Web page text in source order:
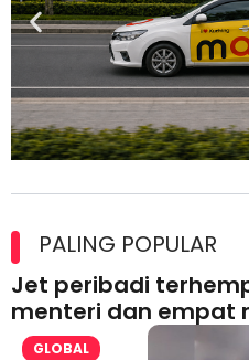
lesen separuh pertama 2026
PALING POPULAR
Jet peribadi
menteri dan empat
GLOBAL